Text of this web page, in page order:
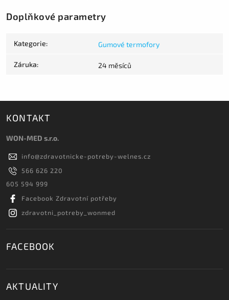
Doplňkové parametry
Kategorie: Gumové termofory
Záruka: 24 měsíců
KONTAKT
WON-MED s.r.o.
info@zdravotnicke-potreby-welnes.cz
566 626 220
605 594 999
Facebook Zdravotní potřeby
zdravotni_potreby_wonmed
FACEBOOK
AKTUALITY